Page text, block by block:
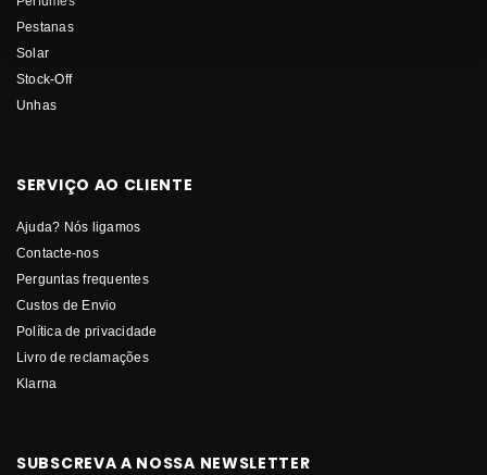
Pestanas
Solar
Stock-Off
Unhas
SERVIÇO AO CLIENTE
Ajuda? Nós ligamos
Contacte-nos
Perguntas frequentes
Custos de Envio
Política de privacidade
Livro de reclamações
Klarna
SUBSCREVA A NOSSA NEWSLETTER